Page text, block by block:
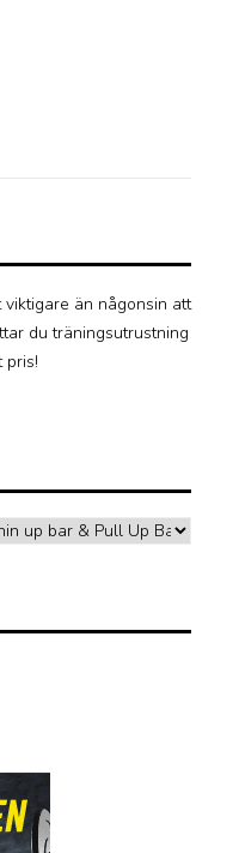
än någonsin att
du träningsutrustning
pris!